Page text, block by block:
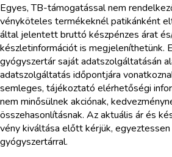
Egyes, TB-támogatással nem
vényköteles termékeknél patikánként
által jelentett bruttó készpénzes árat
készletinformációt is megjeleníthetünk.
gyógyszertár saját adatszolgáltatásán
adatszolgáltatás időpontjára
semleges, tájékoztató elérhetőségi
nem minősülnek akciónak,
összehasonlításnak. Az aktuális ár és
vény kiváltása előtt kérjük,
gyógyszertárral.